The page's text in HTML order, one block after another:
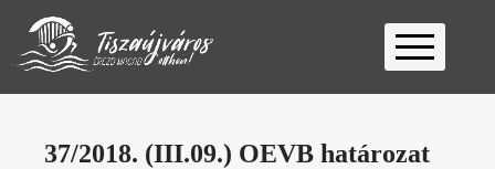
Kezdőlap
37/2018. (III.09.) OEVB határozat